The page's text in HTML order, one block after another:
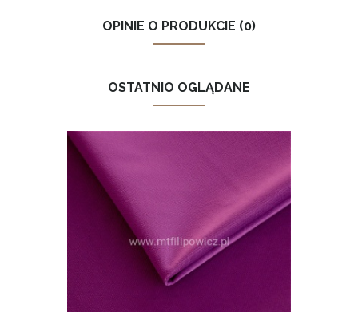
OPINIE O PRODUKCIE (0)
OSTATNIO OGLĄDANE